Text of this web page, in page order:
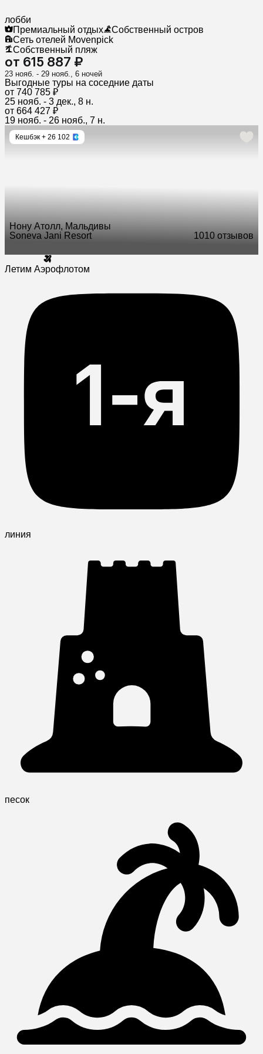
лобби
Премиальный отдых
Собственный остров
Сеть отелей Movenpick
Собственный пляж
от 615 887 ₽
23 нояб. - 29 нояб., 6 ночей
Выгодные туры на соседние даты
от 740 785 ₽
25 нояб. - 3 дек., 8 н.
от 664 427 ₽
19 нояб. - 26 нояб., 7 н.
Кешбэк + 26 102
Нону Атолл, Мальдивы
Soneva Jani Resort
1010 отзывов
Летим Аэрофлотом
линия
песок